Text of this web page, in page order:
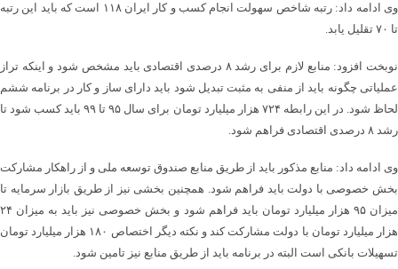
وی ادامه داد: رتبه شاخص سهولت انجام کسب و کار ایران ۱۱۸ است که باید این رتبه
تا ۷۰ تقلیل یابد.
نوبخت افزود: منابع لازم برای رشد ۸ درصدی اقتصادی باید مشخص شود و اینکه تراز
عملیاتی چگونه باید از منفی به مثبت تبدیل شود باید دارای ساز و کار در برنامه ششم
لحاظ شود. در این رابطه ۷۲۴ هزار میلیارد تومان برای سال ۹۵ تا ۹۹ باید کسب شود تا
رشد ۸ درصدی اقتصادی فراهم شود.
وی ادامه داد: منابع مذکور باید از طریق منابع صندوق توسعه ملی و از راهکار مشارکت
بخش خصوصی با دولت باید فراهم شود. همچنین بخشی نیز از طریق بازار سرمایه تا
میزان ۹۵ هزار میلیارد تومان باید فراهم شود و بخش خصوصی نیز باید به میزان ۲۴
هزار میلیارد تومان با دولت مشارکت کند و نکته دیگر اختصاص ۱۸۰ هزار میلیارد تومان
تسهیلات بانکی است البته در برنامه باید از طریق منابع نیز تامین شود.